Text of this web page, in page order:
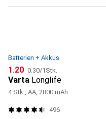
Batterien + Akkus
CHF
1.20 CHF
0.30/1Stk.
Varta Longlife
4 Stk., AA, 2800 mAh
496